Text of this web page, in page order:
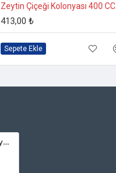
Zeytin Çiçeği Kolonyası 400 CC.
413,00 ₺
Sepete Ekle
Sprey Zeytin Çiçeği Kolonyası